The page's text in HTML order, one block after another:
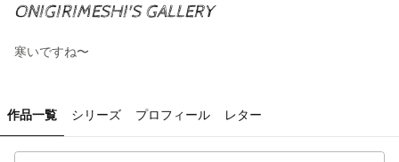
ONIGIRIMESHI'S GALLERY
寒いですね〜
作品一覧 シリーズ プロフィール レター